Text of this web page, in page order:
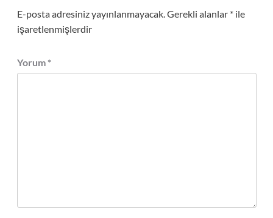
E-posta adresiniz yayınlanmayacak.Gerekli alanlar *ile
işaretlenmişlerdir
Yorum *